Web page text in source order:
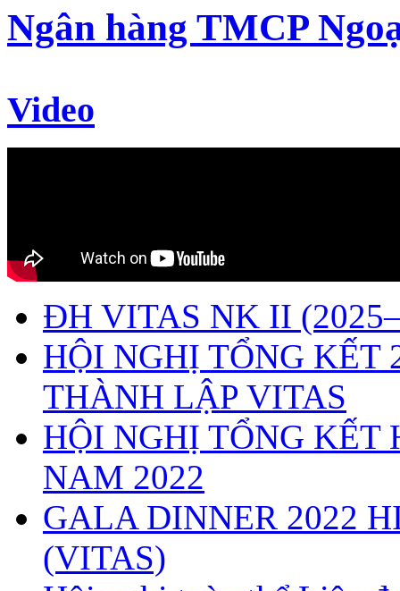
Ngân hàng TMCP
Video
ĐH VITAS NK II
HỘI NGHỊ TỔNG
THÀNH LẬP VITAS
HỘI NGHỊ TỔNG KẾT
NAM 2022
GALA DINNER 2022
(VITAS)